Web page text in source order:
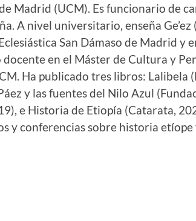
Madrid (UCM). Es funcionario de
A nivel universitario, enseña Ge’ez
San Dámaso de Madrid y
en el Máster de Cultura y
Ha publicado tres libros: Lalibela
y las fuentes del Nilo Azul
e Historia de Etiopía (Catarata,
y conferencias sobre historia etíope